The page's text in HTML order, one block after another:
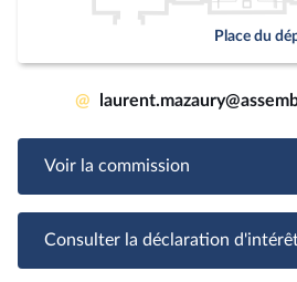
Place du
@
Voir la commission
Consulter la déclaration